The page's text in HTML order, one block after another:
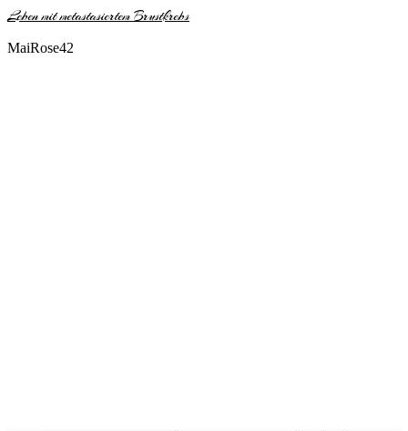
Leben mit metastasiertem Brustkrebs
MaiRose42